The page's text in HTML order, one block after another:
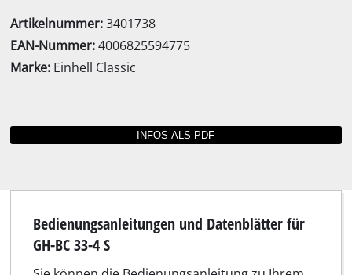
Artikelnummer:3401738
EAN-Nummer:4006825594775
Marke: Einhell Classic
Bedienungsanleitungen und Datenblätter für
GH-BC 33-4 S